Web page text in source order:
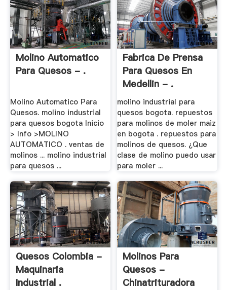
Molino Automatico
Para Quesos - .
Molino Automatico Para
Quesos. molino industrial
para quesos bogota Inicio
> Info >MOLINO
AUTOMATICO . ventas de
molinos ... molino industrial
para quesos ...
Fabrica De Prensa
Para Quesos En
Medellin - .
molino industrial para
quesos bogota. repuestos
para molinos de moler maiz
en bogota . repuestos para
molinos de quesos. ¿Que
clase de molino puedo usar
para moler ...
Quesos Colombia -
Maquinaria
Industrial .
Molinos Para
Quesos -
Chinatrituradora